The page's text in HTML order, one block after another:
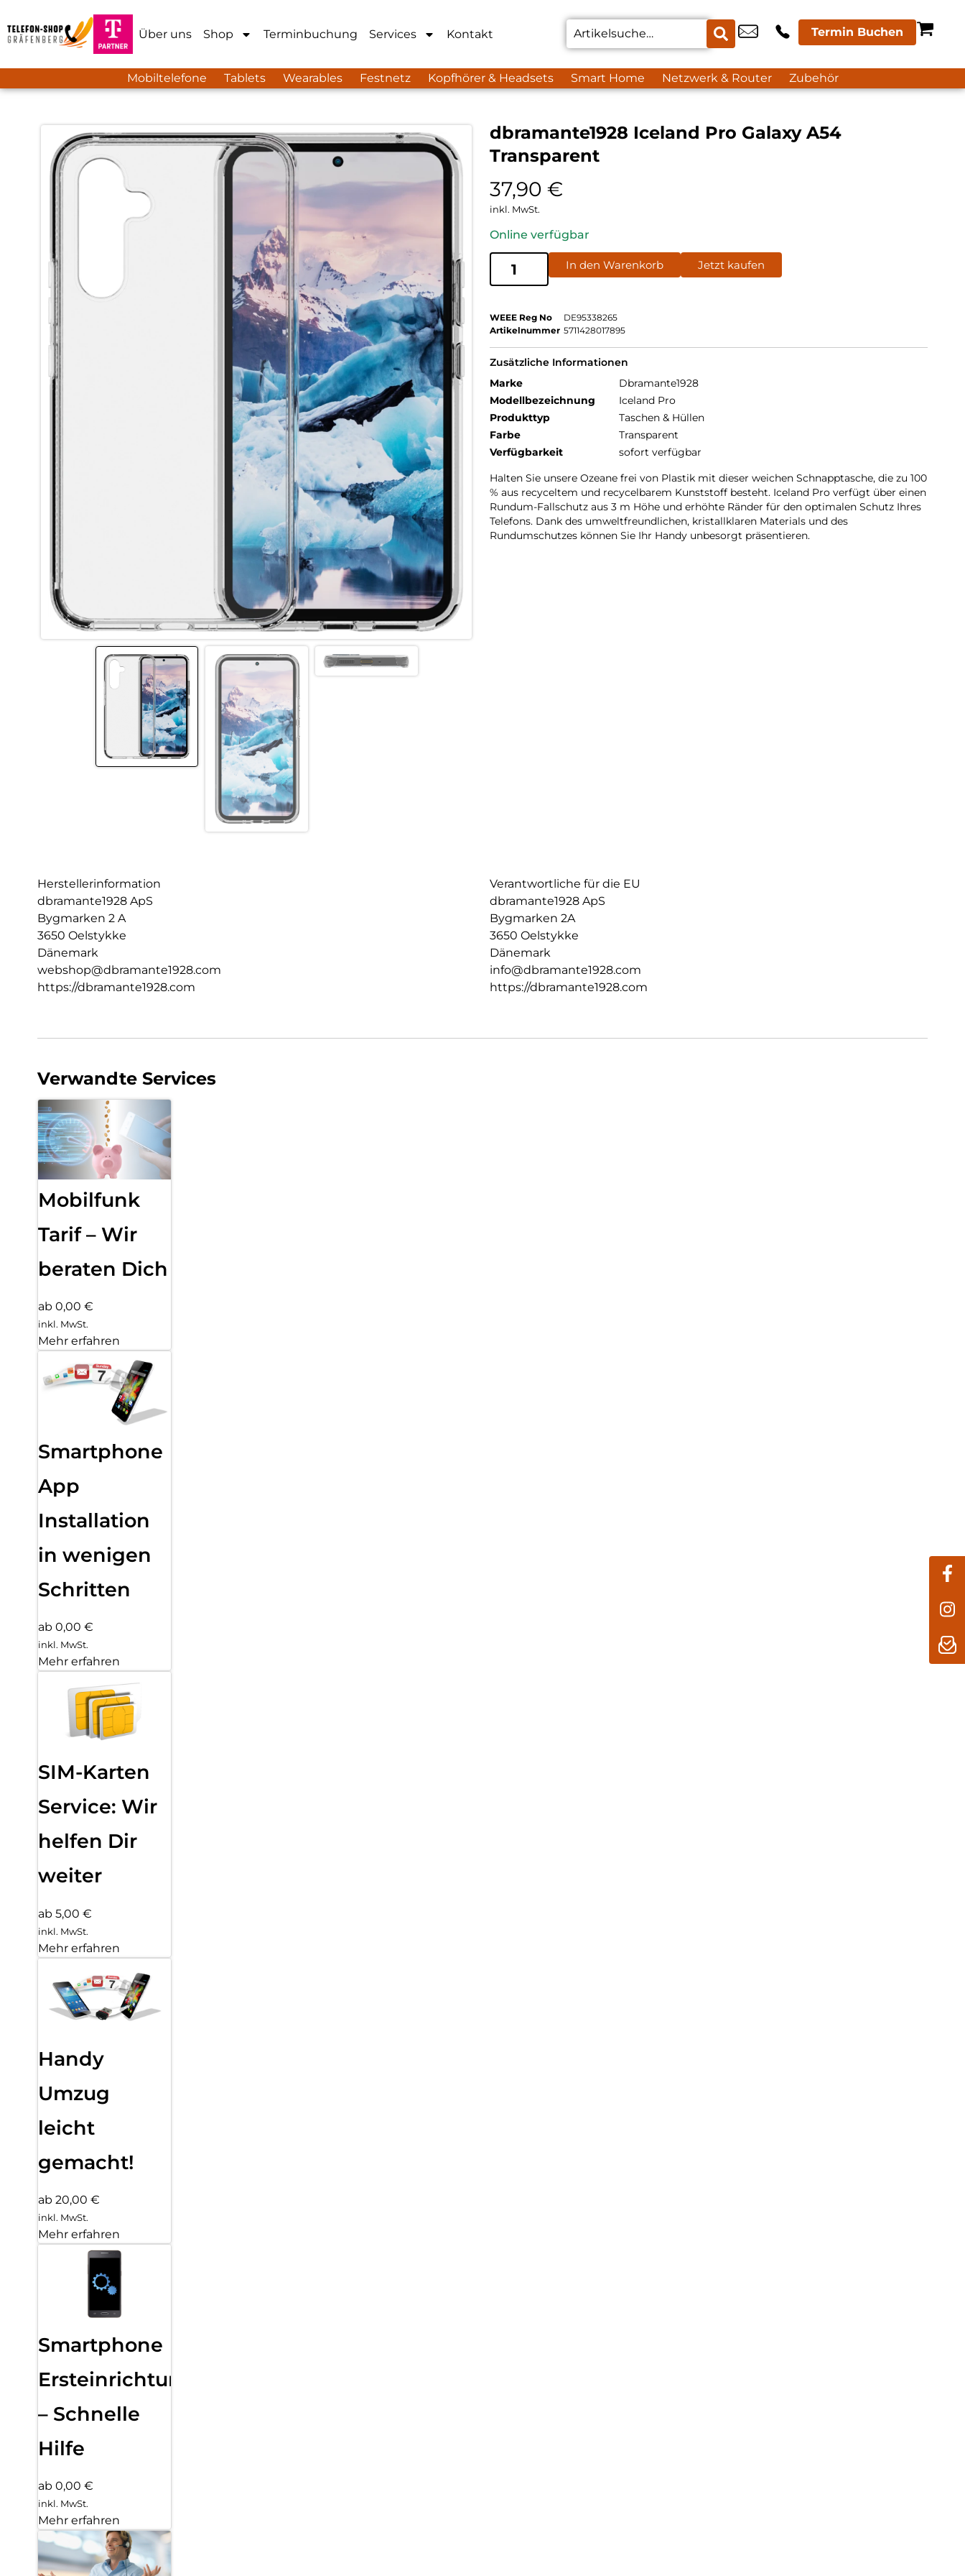
Über uns Shop Terminbuchung Services Kontakt Termin Buchen
Mobiltelefone Tablets Wearables Festnetz Kopfhörer & Headsets Smart Home Netzwerk & Router Zubehör
dbramante1928 Iceland Pro Galaxy A54
Transparent
37,90 €
inkl. MwSt.
Online verfügbar
In den Warenkorb Jetzt kaufen
WEEE Reg No
DE95338265
Artikelnummer 5711428017895
Zusätzliche Informationen
Marke
Dbramante1928
Modellbezeichnung
Iceland Pro
Produkttyp
Taschen & Hüllen
Farbe
Transparent
Verfügbarkeit
sofort verfügbar
Halten Sie unsere Ozeane frei von Plastik mit dieser weichen Schnapptasche, die zu 100
% aus recyceltem und recycelbarem Kunststoff besteht. Iceland Pro verfügt über einen
Rundum-Fallschutz aus 3 m Höhe und erhöhte Ränder für den optimalen Schutz Ihres
Telefons. Dank des umweltfreundlichen, kristallklaren Materials und des
Rundumschutzes können Sie Ihr Handy unbesorgt präsentieren.
Herstellerinformation
dbramante1928 ApS
Bygmarken 2 A
3650 Oelstykke
Dänemark
webshop@dbramante1928.com
https://dbramante1928.com
Verantwortliche für die EU
dbramante1928 ApS
Bygmarken 2A
3650 Oelstykke
Dänemark
info@dbramante1928.com
https://dbramante1928.com
Verwandte Services
Mobilfunk
Tarif – Wir
beraten Dich
ab 0,00 €
inkl. MwSt.
Mehr erfahren
Smartphone
App
Installation
in wenigen
Schritten
ab 0,00 €
inkl. MwSt.
Mehr erfahren
SIM-Karten
Service: Wir
helfen Dir
weiter
ab 5,00 €
inkl. MwSt.
Mehr erfahren
Handy
Umzug
leicht
gemacht!
ab 20,00 €
inkl. MwSt.
Mehr erfahren
Smartphone
Ersteinrichtung
– Schnelle
Hilfe
ab 0,00 €
inkl. MwSt.
Mehr erfahren